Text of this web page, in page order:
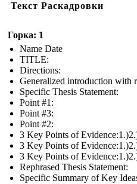
Текст Раскадровки
Горка: 1
Name Date
TITLE :
Directions:
Generalized introduction with
Specific Thesis Statement:
Point #1:
Point #3:
Point #2:
3 Key Points of
3 Key Points of
3 Key Points of
Rephrased Thesis Statement:
Specific Summary of Key